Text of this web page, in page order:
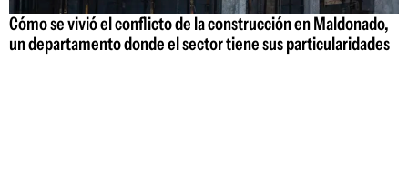
Cómo se vivió el conflicto de la construcción en Maldonado,
un departamento donde el sector tiene sus particularidades